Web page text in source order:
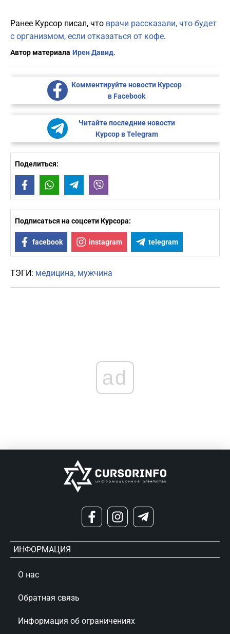
Ранее Курсор писал, что врачи рассказали, что будет
с организмом, если отказаться от кофе.
Автор материала Ирен Давид.
Комментируйте новости Курсор
в Facebook
Читайте последние новости
Курсор в Telegram
Поделиться:
FacebookWhatsAppTelegram
Подписаться на соцсети Курсора:
facebook instagram telegram
ТЭГИ: медицина мужчина
ad
ИНФОРМАЦИЯ
О нас
Обратная связь
Информация об ограничениях